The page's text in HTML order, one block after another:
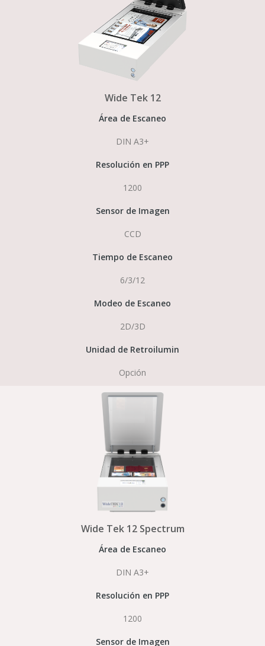
Wide Tek 12
Área de Escaneo
DIN A3+
Resolución en PPP
1200
Sensor de Imagen
CCD
Tiempo de Escaneo
6/3/12
Modeo de Escaneo
2D/3D
Unidad de Retroilumin
Opción
Wide Tek 12 Spectrum
Área de Escaneo
DIN A3+
Resolución en PPP
1200
Sensor de Imagen